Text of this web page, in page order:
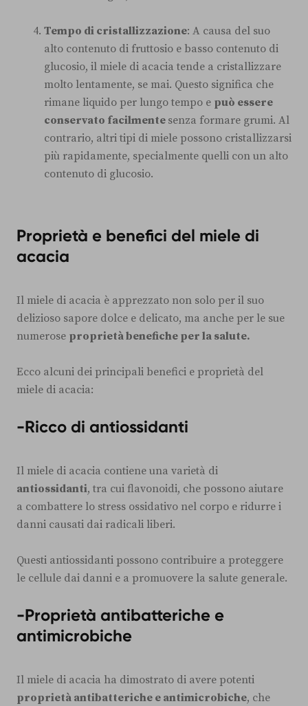
Tempo di cristallizzazione: A causa del suo
alto contenuto di fruttosio e basso contenuto di
glucosio, il miele di acacia tende a cristallizzare
molto lentamente, se mai. Questo significa che
rimane liquido per lungo tempo e può essere
conservato facilmente senza formare grumi. Al
contrario, altri tipi di miele possono cristallizzarsi
più rapidamente, specialmente quelli con un alto
contenuto di glucosio.
Proprietà e benefici del miele di
acacia
Il miele di acacia è apprezzato non solo per il suo
delizioso sapore dolce e delicato, ma anche per le sue
numerose proprietà benefiche per la salute.
Ecco alcuni dei principali benefici e proprietà del
miele di acacia:
-Ricco di antiossidanti
Il miele di acacia contiene una varietà di
antiossidanti, tra cui flavonoidi, che possono aiutare
a combattere lo stress ossidativo nel corpo e ridurre i
danni causati dai radicali liberi.
Questi antiossidanti possono contribuire a proteggere
le cellule dai danni e a promuovere la salute generale.
-Proprietà antibatteriche e
antimicrobiche
Il miele di acacia ha dimostrato di avere potenti
proprietà antibatteriche e antimicrobiche, che